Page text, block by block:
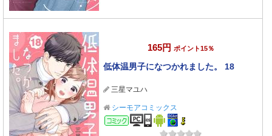
165円 ポイント15％
低体温男子になつかれました。 18
三星マユハ
シーモアコミックス
コミック